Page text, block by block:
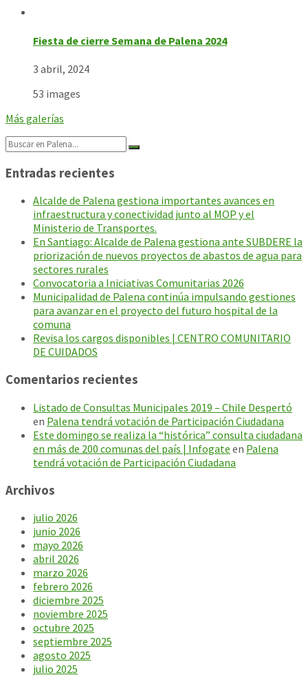
Fiesta de cierre Semana de Palena 2024
3 abril, 2024
53 images
Más galerías
Search:
Entradas recientes
Alcalde de Palena gestiona importantes avances en
infraestructura y conectividad junto al MOP y el
Ministerio de Transportes.
En Santiago: Alcalde de Palena gestiona ante SUBDERE la
priorización de nuevos proyectos de abastos de agua para
sectores rurales
Convocatoria a Iniciativas Comunitarias 2026
Municipalidad de Palena continúa impulsando gestiones
para avanzar en el proyecto del futuro hospital de la
comuna
Revisa los cargos disponibles | CENTRO COMUNITARIO
DE CUIDADOS
Comentarios recientes
Listado de Consultas Municipales 2019 – Chile Despertó
en Palena tendrá votación de Participación Ciudadana
Este domingo se realiza la “histórica” consulta ciudadana
en más de 200 comunas del país | Infogate en Palena
tendrá votación de Participación Ciudadana
Archivos
julio 2026
junio 2026
mayo 2026
abril 2026
marzo 2026
febrero 2026
diciembre 2025
noviembre 2025
octubre 2025
septiembre 2025
agosto 2025
julio 2025